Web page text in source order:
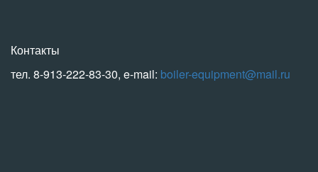
Контакты
тел. 8-913-222-83-30, e-mail: boiler-equipment@mail.ru